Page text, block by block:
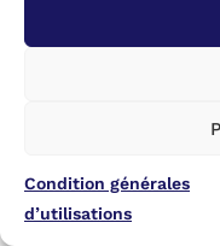
Condition générales
d’utilisations
en place,
respecter.
bonne
avantages
et vous